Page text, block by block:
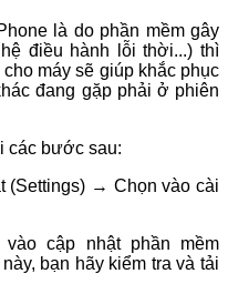
là do phần mềm gây
điều hành lỗi thời...) thì
máy sẽ giúp khắc phục
đang gặp phải ở phiên
các bước sau:
(Settings) → Chọn vào cài
cập nhật phần mềm
bạn hãy kiểm tra và tải